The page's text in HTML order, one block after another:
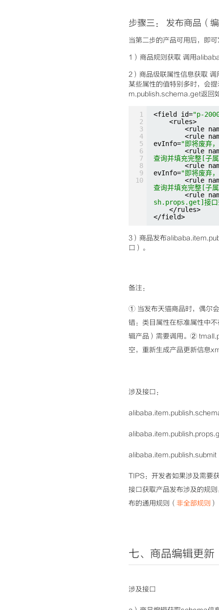
步骤三： 发布商品（
当第二步的产品可用后，即
1）商品规则获取 调用
2）商品级联属性信息获取 调
某些属性的值特别多时，会
m.publish.schema.get返回
1
2
3
4
5
6
7
8
9
10
<field id="p-
<rules>
<rule
<rule
evInfo="即将废弃
<rule
查询并填充完整[子
<rule
evInfo="即将废弃
<rule
查询并填充完整[子
<rule
sh.props.get]接口
</rules>
</field>
3）商品发布
口）。
备注：
① 当发布天猫商品时，偶
错：类目属性在标准属性中
辑产品）需要调用。②
空，重新生成产品更新信息
涉及接口：
alibaba.item.publish.submit
TIPS：开发者如果涉及需要
接口获取产品发布涉及的规
布的通用规则（ 非全部规则 ）
七、商品编辑更新
涉及接口